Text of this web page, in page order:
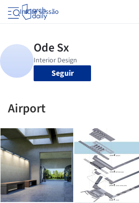
Iniciar sessão
Seguir
Airport